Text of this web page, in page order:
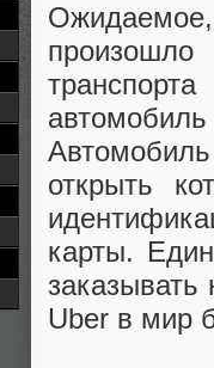
произошло
открыть
карты.
заказывать
Uber в мир